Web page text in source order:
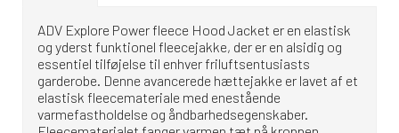
ADV Explore Power fleece Hood Jacket er en elastisk
og yderst funktionel fleecejakke, der er en alsidig og
essentiel tilføjelse til enhver friluftsentusiasts
garderobe. Denne avancerede hættejakke er lavet af et
elastisk fleecemateriale med enestående
varmefastholdelse og åndbarhedsegenskaber.